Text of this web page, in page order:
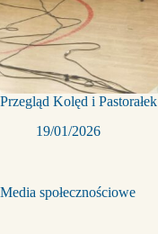
Przegląd Kolęd i Pastorałek
19/01/2026
Media społecznościowe